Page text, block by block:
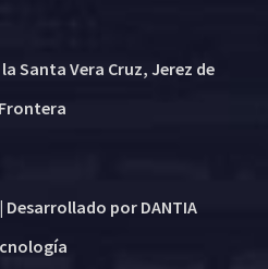
Santa Vera Cruz, Jerez de
Desarrollado por DANTIA